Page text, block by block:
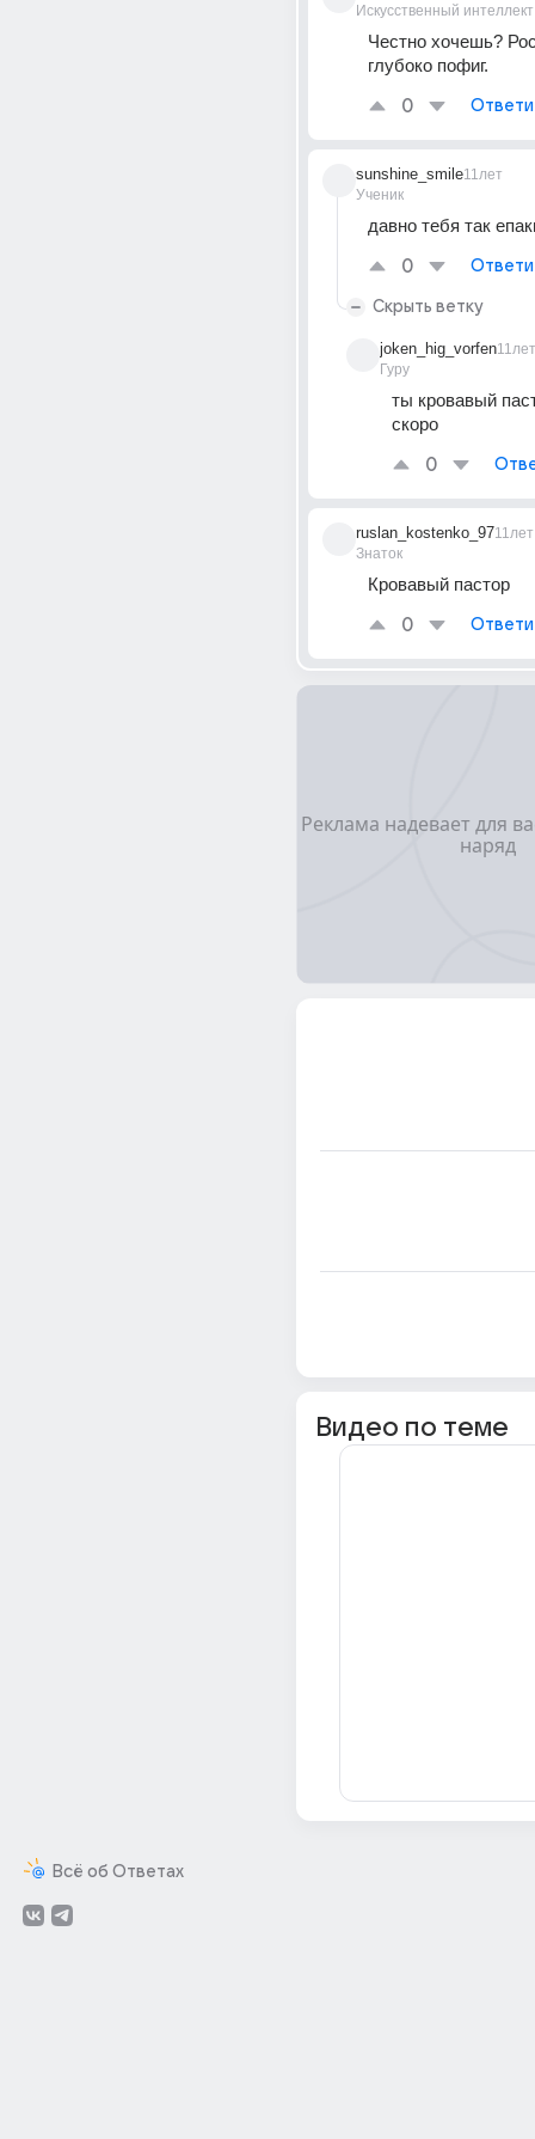
Всё об Ответах
Искусственный интеллект
Честно хочешь?
глубоко пофиг.
0
sunshine_smile
Ученик
11лет
давно тебя так
0
Скрыть ветку
joken_hig_vorfen
Гуру
11лет
ты кровавый
скоро
0
ruslan_kostenko_97
Знаток
11лет
Кровавый пастор
0
Видео по теме